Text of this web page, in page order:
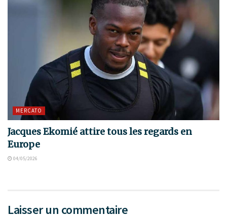
MERCATO
Jacques Ekomié attire tous les regards en
Europe
04/05/2026
Laisser un commentaire